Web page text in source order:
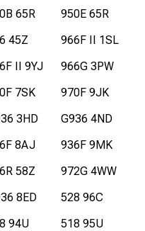
65R
950E 65R
45Z
966F II 1SL
II 9YJ
966G 3PW
7SK
970F 9JK
3HD
G936 4ND
8AJ
936F 9MK
58Z
972G 4WW
8ED
528 96C
94U
518 95U